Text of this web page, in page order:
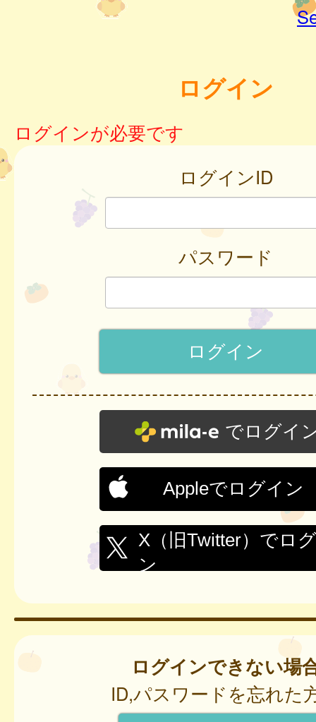
ログイン
ログインが必要です
ログインID
パスワード
でログイ
Appleでログイン
X（旧Twitter）でロ
ン
ログインできない場
ID,パスワードを忘れた